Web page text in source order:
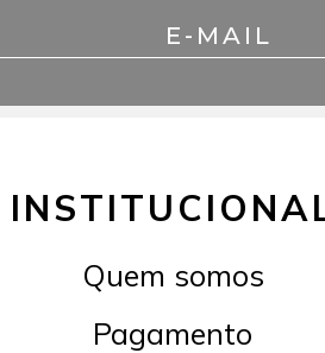
Quem somos
Pagamento